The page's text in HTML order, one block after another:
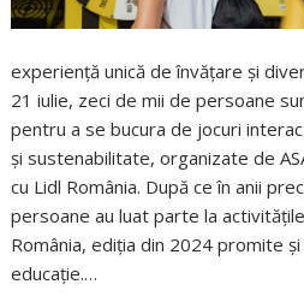
experiență unică de învățare și
21 iulie, zeci de mii de persoane
pentru a se bucura de jocuri
și sustenabilitate, organizate de
cu Lidl România. După ce în anii
persoane au luat parte la
România, ediția din 2024 promite
educație.…